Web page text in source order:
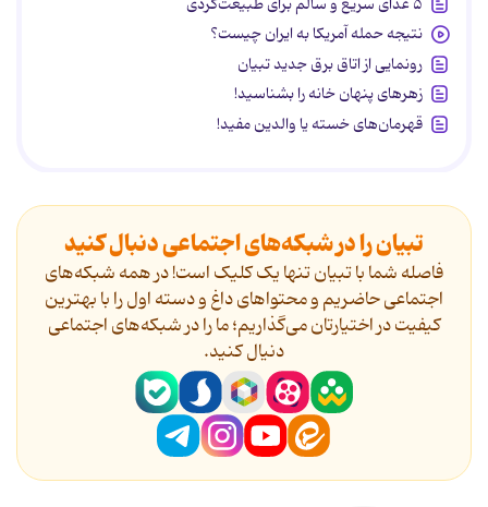
نتیجه حمله آمریکا به ایران چیست؟
رونمایی از اتاق برق جدید تبیان
زهرهای پنهان خانه را بشناسید!
قهرمان‌های خسته یا والدین مفید!
تبیان را در شبکه‌های اجتماعی دنبال کنید
فاصله شما با تبیان تنها یک کلیک است! در همه شبکه‌های
اجتماعی حاضریم و محتواهای داغ و دسته اول را با بهترین
کیفیت در اختیارتان می‌گذاریم؛ ما را در شبکه‌های اجتماعی
دنیال کنید.